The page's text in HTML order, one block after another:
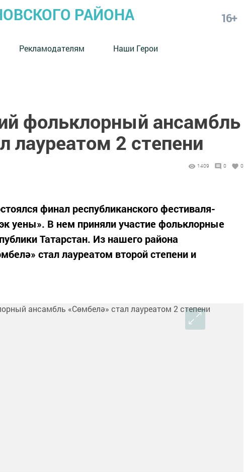
РАЙОНА 16+
Рекламодателям Наши Герои
фольклорный ансамбль
лауреатом 2 степени
1409 0 0
финал республиканского фестиваля-
уены». В нем приняли участие фольклорные
Татарстан. Из нашего района
стал лауреатом второй степени и